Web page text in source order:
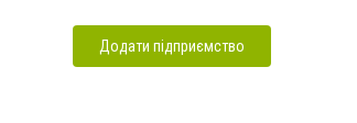
Додати підприємство